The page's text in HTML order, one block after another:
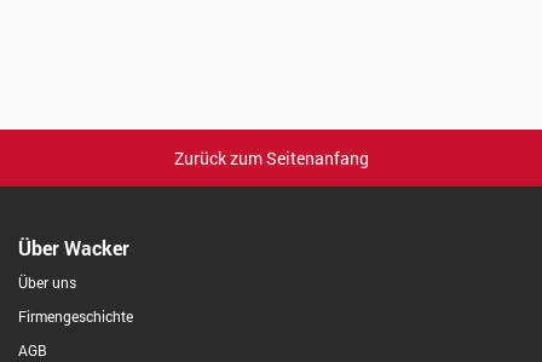
Zurück zum Seitenanfang
Über Wacker
Über uns
Firmengeschichte
AGB